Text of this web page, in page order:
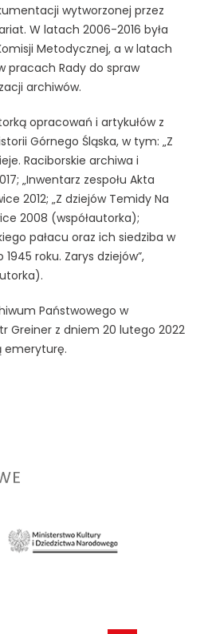
wytworzonej przez
W latach 2006-2016 była
Metodycznej, a w latach
pracach Rady do spraw
archiwów.
opracowań i artykułów z
Górnego Śląska, w tym: „Z
Raciborskie archiwa i
„Inwentarz zespołu Akta
2012; „Z dziejów Temidy Na
2008 (współautorka);
pałacu oraz ich siedziba w
roku. Zarys dziejów”,
Państwowego w
Greiner z dniem 20 lutego 2022
emeryturę.